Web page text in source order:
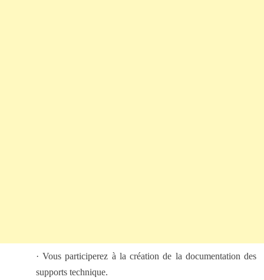
· Vous participerez à la création de la documentation des
supports technique.